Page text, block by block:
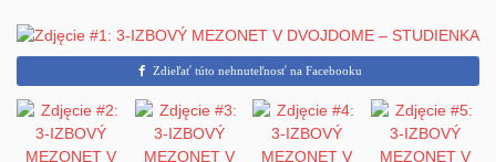
Zdieľať túto nehnuteľnosť na Facebooku